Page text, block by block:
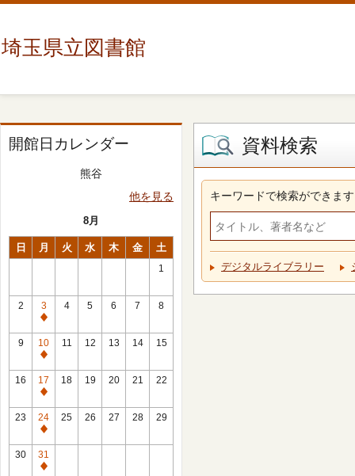
埼玉県立図書館
開館日カレンダー
熊谷
他を見る
8月
日 月 火 水 木 金 土
1
2
3
休
館
日
4 5 6 7 8
9
10
休
館
日
11 12 13 14 15
16
17
休
館
日
18 19 20 21 22
23
24
休
館
日
25 26 27 28 29
30
31
休
資料検索
キーワードで検索ができます
デジタルライブラリー